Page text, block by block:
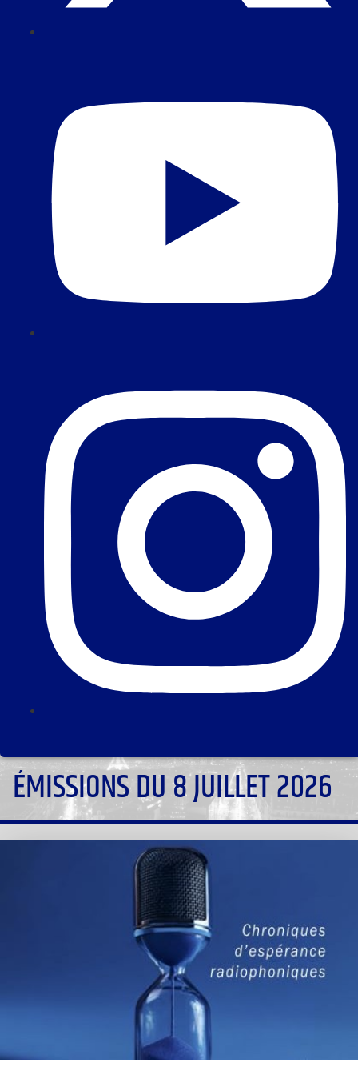
ÉMISSIONS DU 8 JUILLET 2026